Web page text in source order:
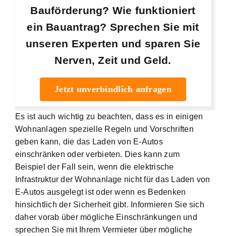
Bauförderung? Wie funktioniert
ein Bauantrag? Sprechen Sie mit
unseren Experten und sparen Sie
Nerven, Zeit und Geld.
Jetzt unverbindlich anfragen
Es ist auch wichtig zu beachten, dass es in einigen
Wohnanlagen spezielle Regeln und Vorschriften
geben kann, die das Laden von E-Autos
einschränken oder verbieten. Dies kann zum
Beispiel der Fall sein, wenn die elektrische
Infrastruktur der Wohnanlage nicht für das Laden von
E-Autos ausgelegt ist oder wenn es Bedenken
hinsichtlich der Sicherheit gibt. Informieren Sie sich
daher vorab über mögliche Einschränkungen und
sprechen Sie mit Ihrem Vermieter über mögliche